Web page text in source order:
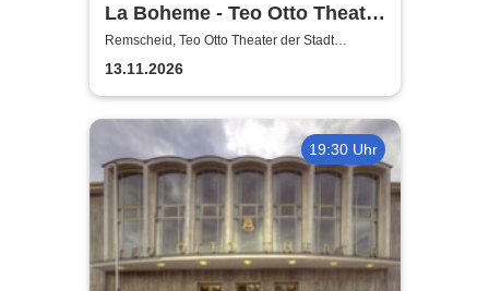
La Boheme - Teo Otto Theater
der Stadt Remscheid
Remscheid, Teo Otto Theater der Stadt
Remscheid
13.11.2026
19:30 Uhr